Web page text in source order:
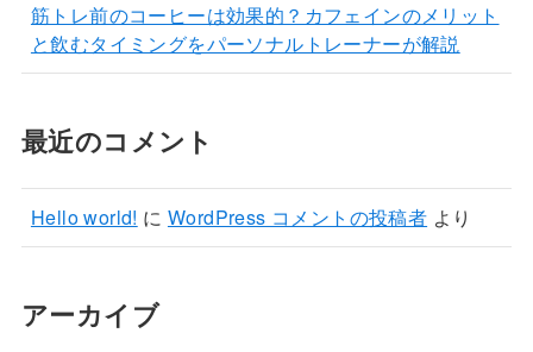
筋トレ前のコーヒーは効果的？カフェインのメリット
と飲むタイミングをパーソナルトレーナーが解説
最近のコメント
Hello world! に WordPress コメントの投稿者 より
アーカイブ